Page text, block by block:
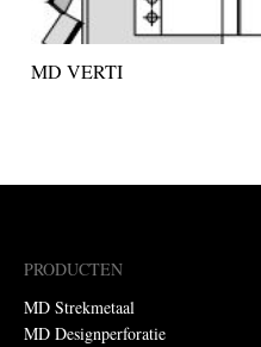
MD VERTI
PRODUCTEN
MD Strekmetaal
MD Designperforatie